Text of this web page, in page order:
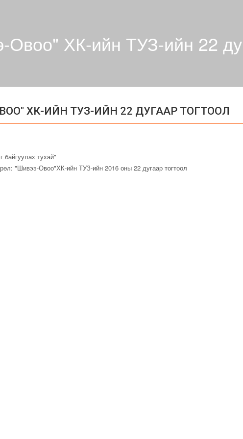
Овоо" ХК-ийн ТУЗ-ийн 22
ХК-ИЙН ТУЗ-ИЙН 22 ДУГААР ТОГТООЛ
байгуулах тухай"
"Шивээ-Овоо"ХК-ийн ТУЗ-ийн 2016 оны 22 дугаар тогтоол